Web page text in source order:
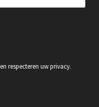
respecteren uw privacy.